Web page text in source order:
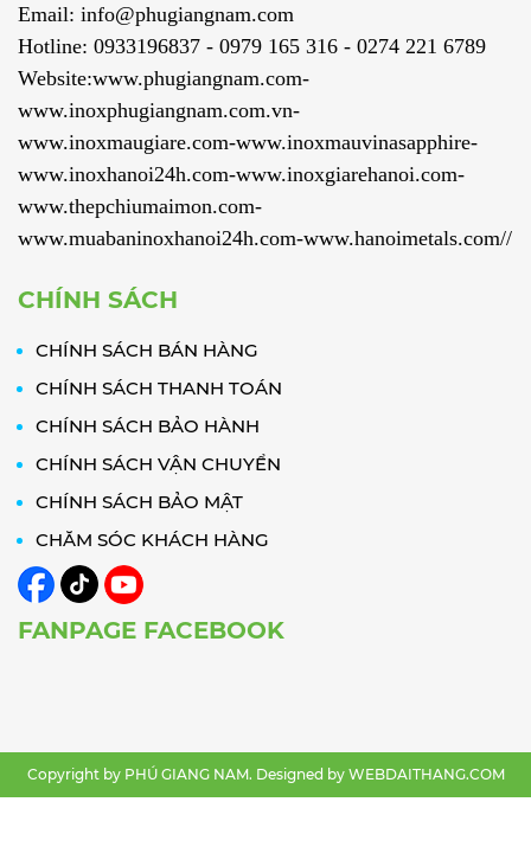
Email: info@phugiangnam.com
Hotline: 0933196837 - 0979 165 316 - 0274 221 6789
Website:www.phugiangnam.com-
www.inoxphugiangnam.com.vn-
www.inoxmaugiare.com-www.inoxmauvinasapphire-
www.inoxhanoi24h.com-www.inoxgiarehanoi.com-
www.thepchiumaimon.com-
www.muabaninoxhanoi24h.com-www.hanoimetals.com//
CHÍNH SÁCH
CHÍNH SÁCH BÁN HÀNG
CHÍNH SÁCH THANH TOÁN
CHÍNH SÁCH BẢO HÀNH
CHÍNH SÁCH VẬN CHUYỂN
CHÍNH SÁCH BẢO MẬT
CHĂM SÓC KHÁCH HÀNG
FANPAGE FACEBOOK
Copyright by PHÚ GIANG NAM. Designed by WEBDAITHANG.COM